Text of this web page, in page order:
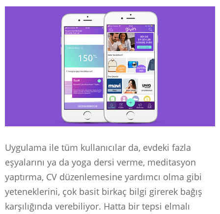
Uygulama ile tüm kullanıcılar da, evdeki fazla
eşyalarını ya da yoga dersi verme, meditasyon
yaptırma, CV düzenlemesine yardımcı olma gibi
yeteneklerini, çok basit birkaç bilgi girerek bağış
karşılığında verebiliyor. Hatta bir tepsi elmalı